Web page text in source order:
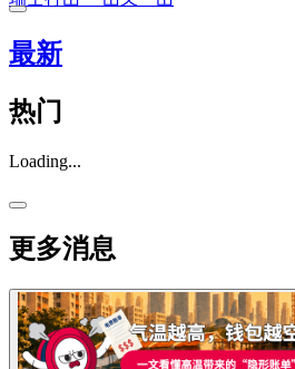
最新
热门
Loading...
更多消息